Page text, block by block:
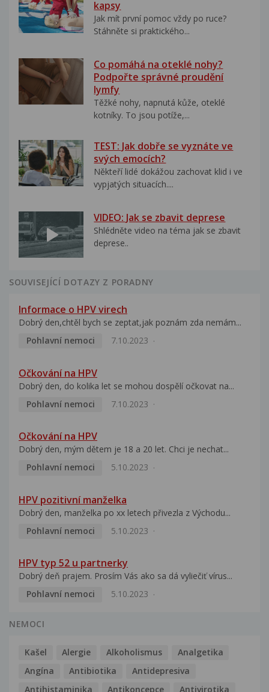
kapsy
Jak mít první pomoc vždy po ruce?
Stáhněte si praktického...
Co pomáhá na oteklé nohy?
Podpořte správné proudění
lymfy
Těžké nohy, napnutá kůže, oteklé
kotníky. To jsou potíže,...
TEST: Jak dobře se vyznáte ve
svých emocích?
Někteří lidé dokážou zachovat klid i ve
vypjatých situacích....
VIDEO: Jak se zbavit deprese
Shlédněte video na téma jak se zbavit
deprese..
SOUVISEJÍCÍ DOTAZY Z PORADNY
Informace o HPV virech
Dobrý den,chtěl bych se zeptat,jak poznám zda nemám...
Pohlavní nemoci
7.10.2023
Očkování na HPV
Dobrý den, do kolika let se mohou dospělí očkovat na...
Pohlavní nemoci
7.10.2023
Očkování na HPV
Dobrý den, mým dětem je 18 a 20 let. Chci je nechat...
Pohlavní nemoci
5.10.2023
HPV pozitivní manželka
Dobrý den, manželka po xx letech přivezla z Východu...
Pohlavní nemoci
5.10.2023
HPV typ 52 u partnerky
Dobrý deň prajem. Prosím Vás ako sa dá vyliečiť vírus...
Pohlavní nemoci
5.10.2023
NEMOCI
Kašel Alergie Alkoholismus
Analgetika
Angína
Antibiotika
Antidepresiva
Antihistaminika
Antikoncepce Antivirotika